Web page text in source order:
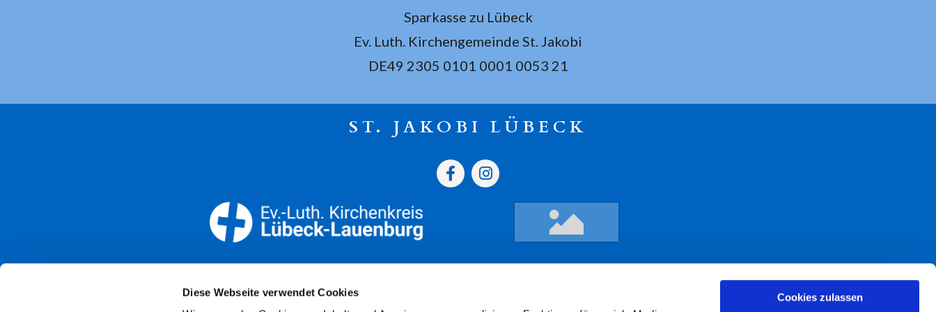
Diese Webseite verwendet Cookies
Cookies zulassen
Sparkasse zu Lübeck
Ev. Luth. Kirchengemeinde St. Jakobi
DE49 2305 0101 0001 0053 21
ST. JAKOBI LÜBECK
Öffnungszeiten